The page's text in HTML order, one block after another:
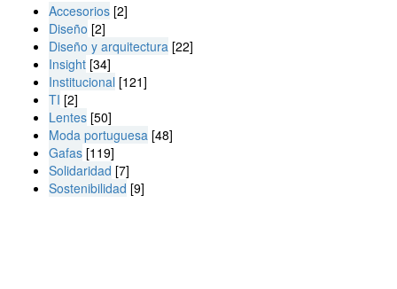
Accesorios [2]
Diseño [2]
Diseño y arquitectura [22]
Insight [34]
Institucional [121]
TI [2]
Lentes [50]
Moda portuguesa [48]
Gafas [119]
Solidaridad [7]
Sostenibilidad [9]